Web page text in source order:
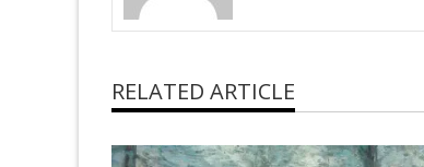
RELATED ARTICLE